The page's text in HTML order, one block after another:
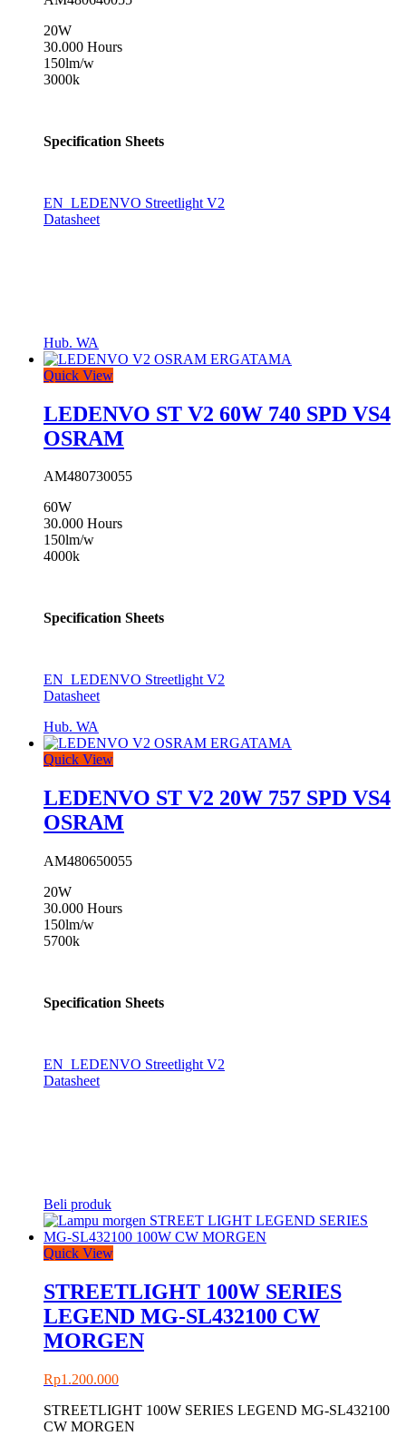
20W
30.000 Hours
150lm/w
3000k
Specification Sheets
EN_LEDENVO Streetlight V2
Datasheet
Hub. WA
Quick View
LEDENVO ST V2 60W 740 SPD VS4
OSRAM
AM480730055
60W
30.000 Hours
150lm/w
4000k
Specification Sheets
EN_LEDENVO Streetlight V2
Datasheet
Hub. WA
Quick View
LEDENVO ST V2 20W 757 SPD VS4
OSRAM
AM480650055
20W
30.000 Hours
150lm/w
5700k
Specification Sheets
EN_LEDENVO Streetlight V2
Datasheet
Beli produk
Quick View
STREETLIGHT 100W SERIES
LEGEND MG-SL432100 CW
MORGEN
Rp1.200.000
STREETLIGHT 100W SERIES LEGEND MG-SL432100
CW MORGEN